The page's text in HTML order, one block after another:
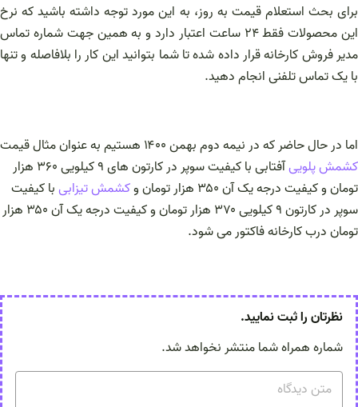
برای بحث استعلام قیمت به روز، به این مورد توجه داشته باشید که نرخ
این محصولات فقط ۲۴ ساعت اعتبار دارد و به همین جهت شماره تماس
مدیر فروش کارخانه قرار داده شده تا شما بتوانید این کار را بلافاصله و تنها
با یک تماس تلفنی انجام دهید.
اما در حال حاضر که در نیمه دوم بهمن ۱۴۰۰ هستیم به عنوان مثال قیمت
کشمش پلویی
آفتابی با کیفیت سوپر در کارتون های ۹ کیلویی ۳۶۰ هزار
تومان و کیفیت درجه یک آن ۳۵۰ هزار تومان و
کشمش تیزابیبا کیفیت
سوپر در‌ کارتون ۹ کیلویی ۳۷۰ هزار تومان و کیفیت درجه یک آن ۳۵۰ هزار
تومان درب کارخانه فاکتور می شود.
نظرتان را ثبت نمایید.
شماره همراه شما منتشر نخواهد شد.